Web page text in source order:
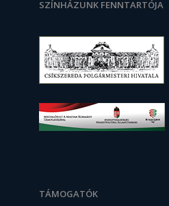
SZÍNHÁZUNK FENNTARTÓJA
TÁMOGATÓK